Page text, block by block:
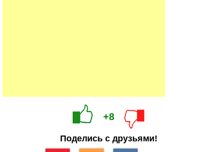
+8
Поделись с друзьями!